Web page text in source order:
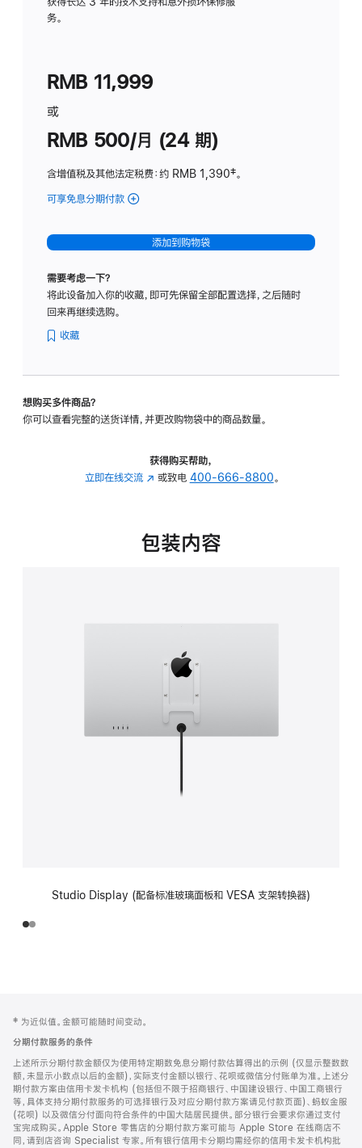
务。
RMB 11,999
或
RMB 500/月 (24 期)
含增值税及其他法定税费：约 RMB 1,390脚
‡。
可享免息分期付款 (Studio
-
标
璃
转
的
添加到购物袋
需要考虑一下？
将此设备加入你的收藏，即可先保留全部配置选择，之后随时
回来再继续选购。
收藏
想购买多件商品？
你可以查看完整的送货详情，并更改购物袋中的商品数量。
获得购买帮助，
立即在线交流 (在
中
或致电 400-666-8800。
包装内容
Studio Display (配备标准玻璃面板和 VESA 支架转换器)
页
页
脚
注
‡ 为近似值。金额可能随时间变动。
分期付款服务的条件
上述所示分期付款金额仅为使用特定期数免息分期付款估算得出的示例 (仅显示整数数
额，未显示小数点以后的金额)，实际支付金额以银行、花呗或微信分付账单为准。上述分
期付款方案由信用卡发卡机构 (包括但不限于招商银行、中国建设银行、中国工商银行
等，具体支持分期付款服务的可选择银行及对应分期付款方案请见付款页面)、蚂蚁金服
(花呗) 以及微信分付面向符合条件的中国大陆居民提供。部分银行会要求你通过支付
宝完成购买。Apple Store 零售店的分期付款方案可能与 Apple Store 在线商店不
同，请到店咨询 Specialist 专家。所有银行信用卡分期均需经你的信用卡发卡机构批